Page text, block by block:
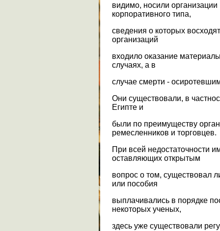
видимо, носили
корпоративного типа,
сведения о которых
организаций
входило оказание
случаях, а в
случае смерти -
Они существовали, в
Египте и
были по преимуществу
ремесленников и торговцев.
При всей недостаточности
оставляющих открытым
вопрос о том, существовал
или пособия
выплачивались в порядке
некоторых ученых,
здесь уже существовали